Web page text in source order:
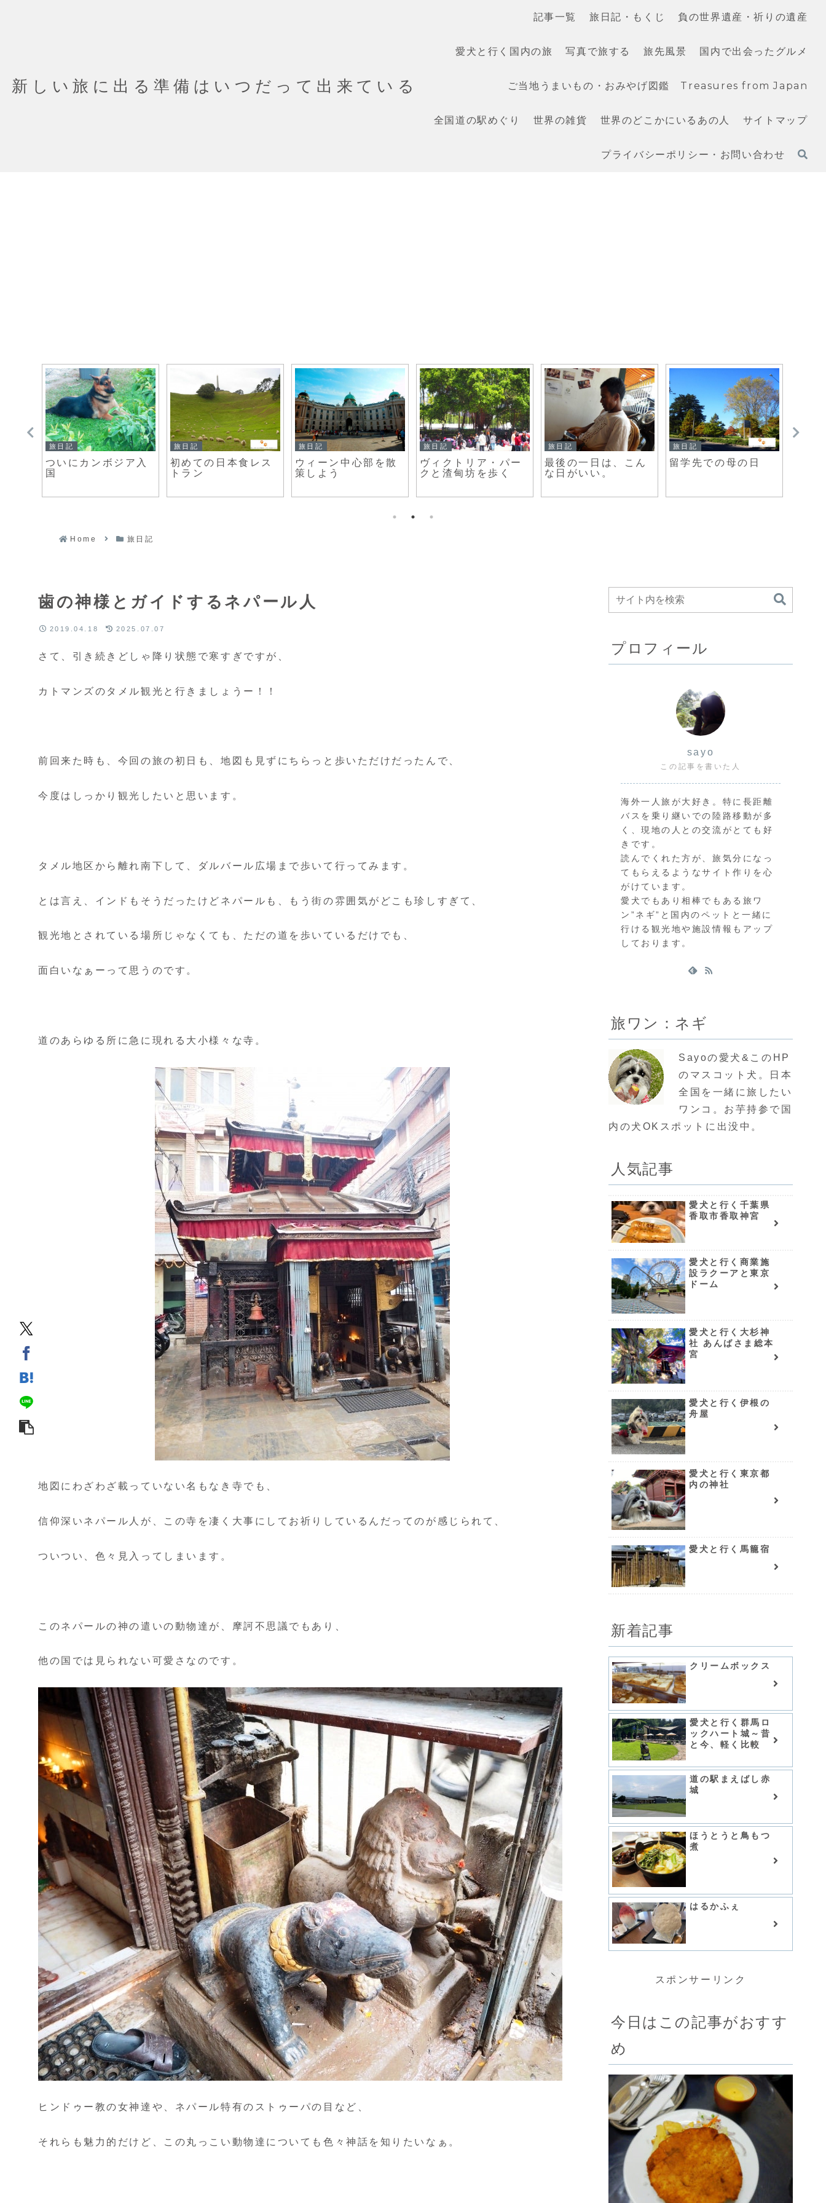
新しい旅に出る準備はいつだって出来ている
記事一覧 旅日記・もくじ 負の世界遺産・祈りの遺産
愛犬と行く国内の旅 写真で旅する 旅先風景 国内で出会ったグルメ
ご当地うまいもの・おみやげ図鑑 Treasures from Japan
全国道の駅めぐり 世界の雑貨 世界のどこかにいるあの人 サイトマップ
プライバシーポリシー・お問い合わせ
旅日記
ついにカンボジア入
国
旅日記
初めての日本食レス
トラン
旅日記
ウィーン中心部を散
策しよう
旅日記
ヴィクトリア・パー
クと渣甸坊を歩く
旅日記
最後の一日は、こん
な日がいい。
旅日記
留学先での母の日
Home 旅日記
歯の神様とガイドするネパール人
2019.04.18 2025.07.07
さて、引き続きどしゃ降り状態で寒すぎですが、
カトマンズのタメル観光と行きましょうー！！
前回来た時も、今回の旅の初日も、地図も見ずにちらっと歩いただけだったんで、
今度はしっかり観光したいと思います。
タメル地区から離れ南下して、ダルバール広場まで歩いて行ってみます。
とは言え、インドもそうだったけどネパールも、もう街の雰囲気がどこも珍しすぎて、
観光地とされている場所じゃなくても、ただの道を歩いているだけでも、
面白いなぁーって思うのです。
道のあらゆる所に急に現れる大小様々な寺。
地図にわざわざ載っていない名もなき寺でも、
信仰深いネパール人が、この寺を凄く大事にしてお祈りしているんだってのが感じられて、
ついつい、色々見入ってしまいます。
このネパールの神の遣いの動物達が、摩訶不思議でもあり、
他の国では見られない可愛さなのです。
ヒンドゥー教の女神達や、ネパール特有のストゥーパの目など、
それらも魅力的だけど、この丸っこい動物達についても色々神話を知りたいなぁ。
プロフィール
sayo
この記事を書いた人
海外一人旅が大好き。特に長距離
バスを乗り継いでの陸路移動が多
く、現地の人との交流がとても好
きです。
読んでくれた方が、旅気分になっ
てもらえるようなサイト作りを心
がけています。
愛犬でもあり相棒でもある旅ワ
ン”ネギ”と国内のペットと一緒に
行ける観光地や施設情報もアップ
しております。
旅ワン：ネギ
Sayoの愛犬&このHP
のマスコット犬。日本
全国を一緒に旅したい
ワンコ。お芋持参で国
内の犬OKスポットに出没中。
人気記事
愛犬と行く千葉県
香取市香取神宮
愛犬と行く商業施
設ラクーアと東京
ドーム
愛犬と行く大杉神
社 あんばさま総本
宮
愛犬と行く伊根の
舟屋
愛犬と行く東京都
内の神社
愛犬と行く馬籠宿
新着記事
クリームボックス
愛犬と行く群馬ロ
ックハート城～昔
と今、軽く比較
道の駅まえばし赤
城
ほうとうと鳥もつ
煮
はるかふぇ
スポンサーリンク
今日はこの記事がおすす
め